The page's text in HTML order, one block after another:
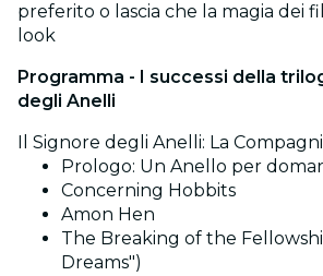
preferito o lascia che la magia dei
look
Programma - I successi della
degli Anelli
Il Signore degli Anelli: La
Prologo: Un Anello per
Concerning Hobbits
Amon Hen
The Breaking of the
Dreams")